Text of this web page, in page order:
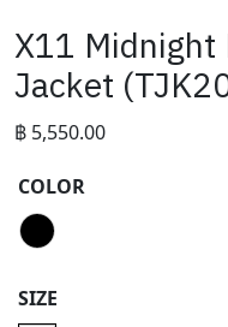
X11 Midnight
Jacket
฿ 5,550.00
COLOR
SIZE